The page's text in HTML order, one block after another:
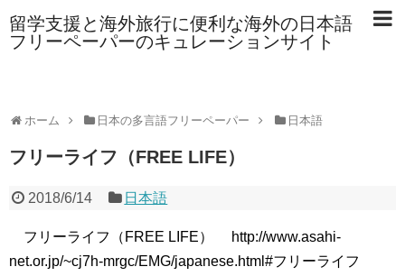
留学支援と海外旅行に便利な海外の日本語
フリーペーパーのキュレーションサイト
ホーム 日本の多言語フリーペーパー 日本語
フリーライフ（FREE LIFE）
2018/6/14 日本語
フリーライフ（FREE LIFE） http://www.asahi-
net.or.jp/~cj7h-mrgc/EMG/japanese.html#フリーライフ